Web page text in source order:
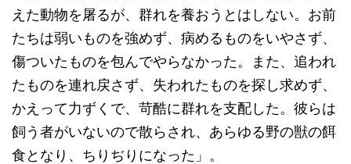
えた動物を屠るが、群れを養おうとはしない。お前
たちは弱いものを強めず、病めるものをいやさず、
傷ついたものを包んでやらなかった。また、追われ
たものを連れ戻さず、失われたものを探し求めず、
かえって力ずくで、苛酷に群れを支配した。彼らは
飼う者がいないので散らされ、あらゆる野の獣の餌
食となり、ちりぢりになった」。